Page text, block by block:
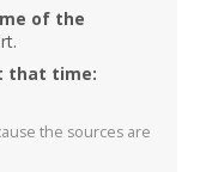
of the
that time:
the sources are